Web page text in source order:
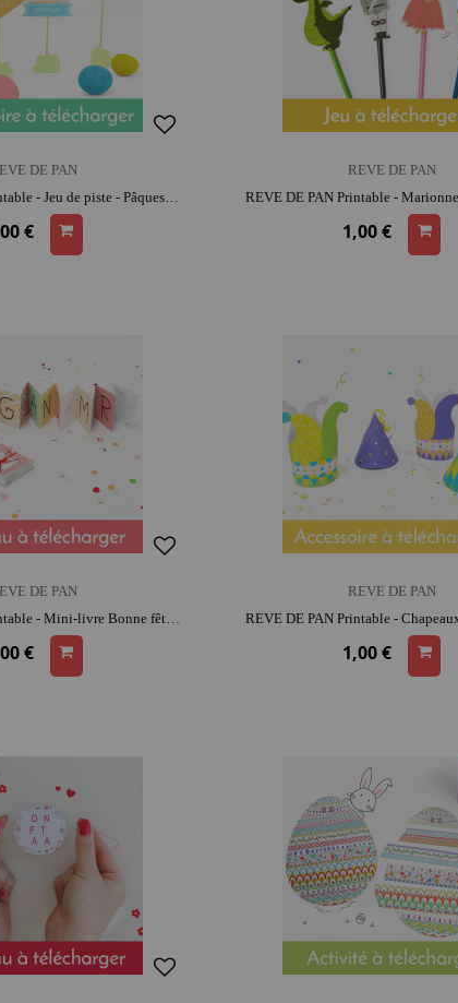
DE PAN
REVE DE PAN Printable - Jeu de piste - Pâques | bois | moment créatif apaisant | parfait pour les sorties | moment convivial
€
REVE DE PAN
1,00 €
DE PAN
REVE DE PAN Printable - Mini-livre Bonne fête grand-mère | moment créatif apaisant
€
REVE DE PAN
1,00 €